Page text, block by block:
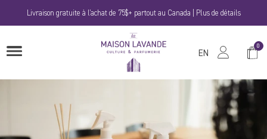
contenu
Livraison gratuite à l'achat de 75$+ partout au Canada | Plus de détails
OUVRIRE
LE
La
Maison
Lavande
EN
0